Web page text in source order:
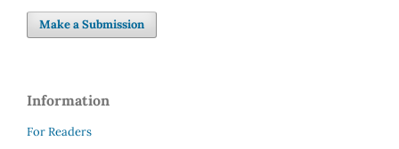
Make a Submission
Information
For Readers